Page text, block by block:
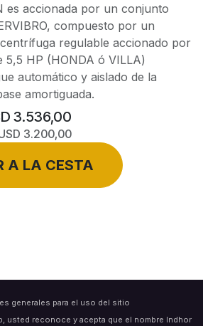
es accionada por un conjunto
compuesto por un
regulable accionado por
5,5 HP (HONDA ó VILLA)
automático y aislado de la
amortiguada.
3.536,00
3.200,00
A LA CESTA
generales para el uso del sitio
usted reconoce y acepta que el nombre Indhor